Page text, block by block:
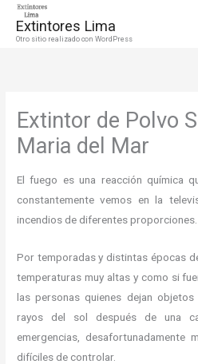
Extintores Lima
Otro sitio realizado con WordPress
Extintor de Polvo
Maria del Mar
El fuego es una reacción química
constantemente vemos en la
incendios de diferentes proporciones.
Por temporadas y distintas épocas
temperaturas muy altas y como si
las personas quienes dejan
rayos del sol después de una
emergencias, desafortunadamente
difíciles de controlar.